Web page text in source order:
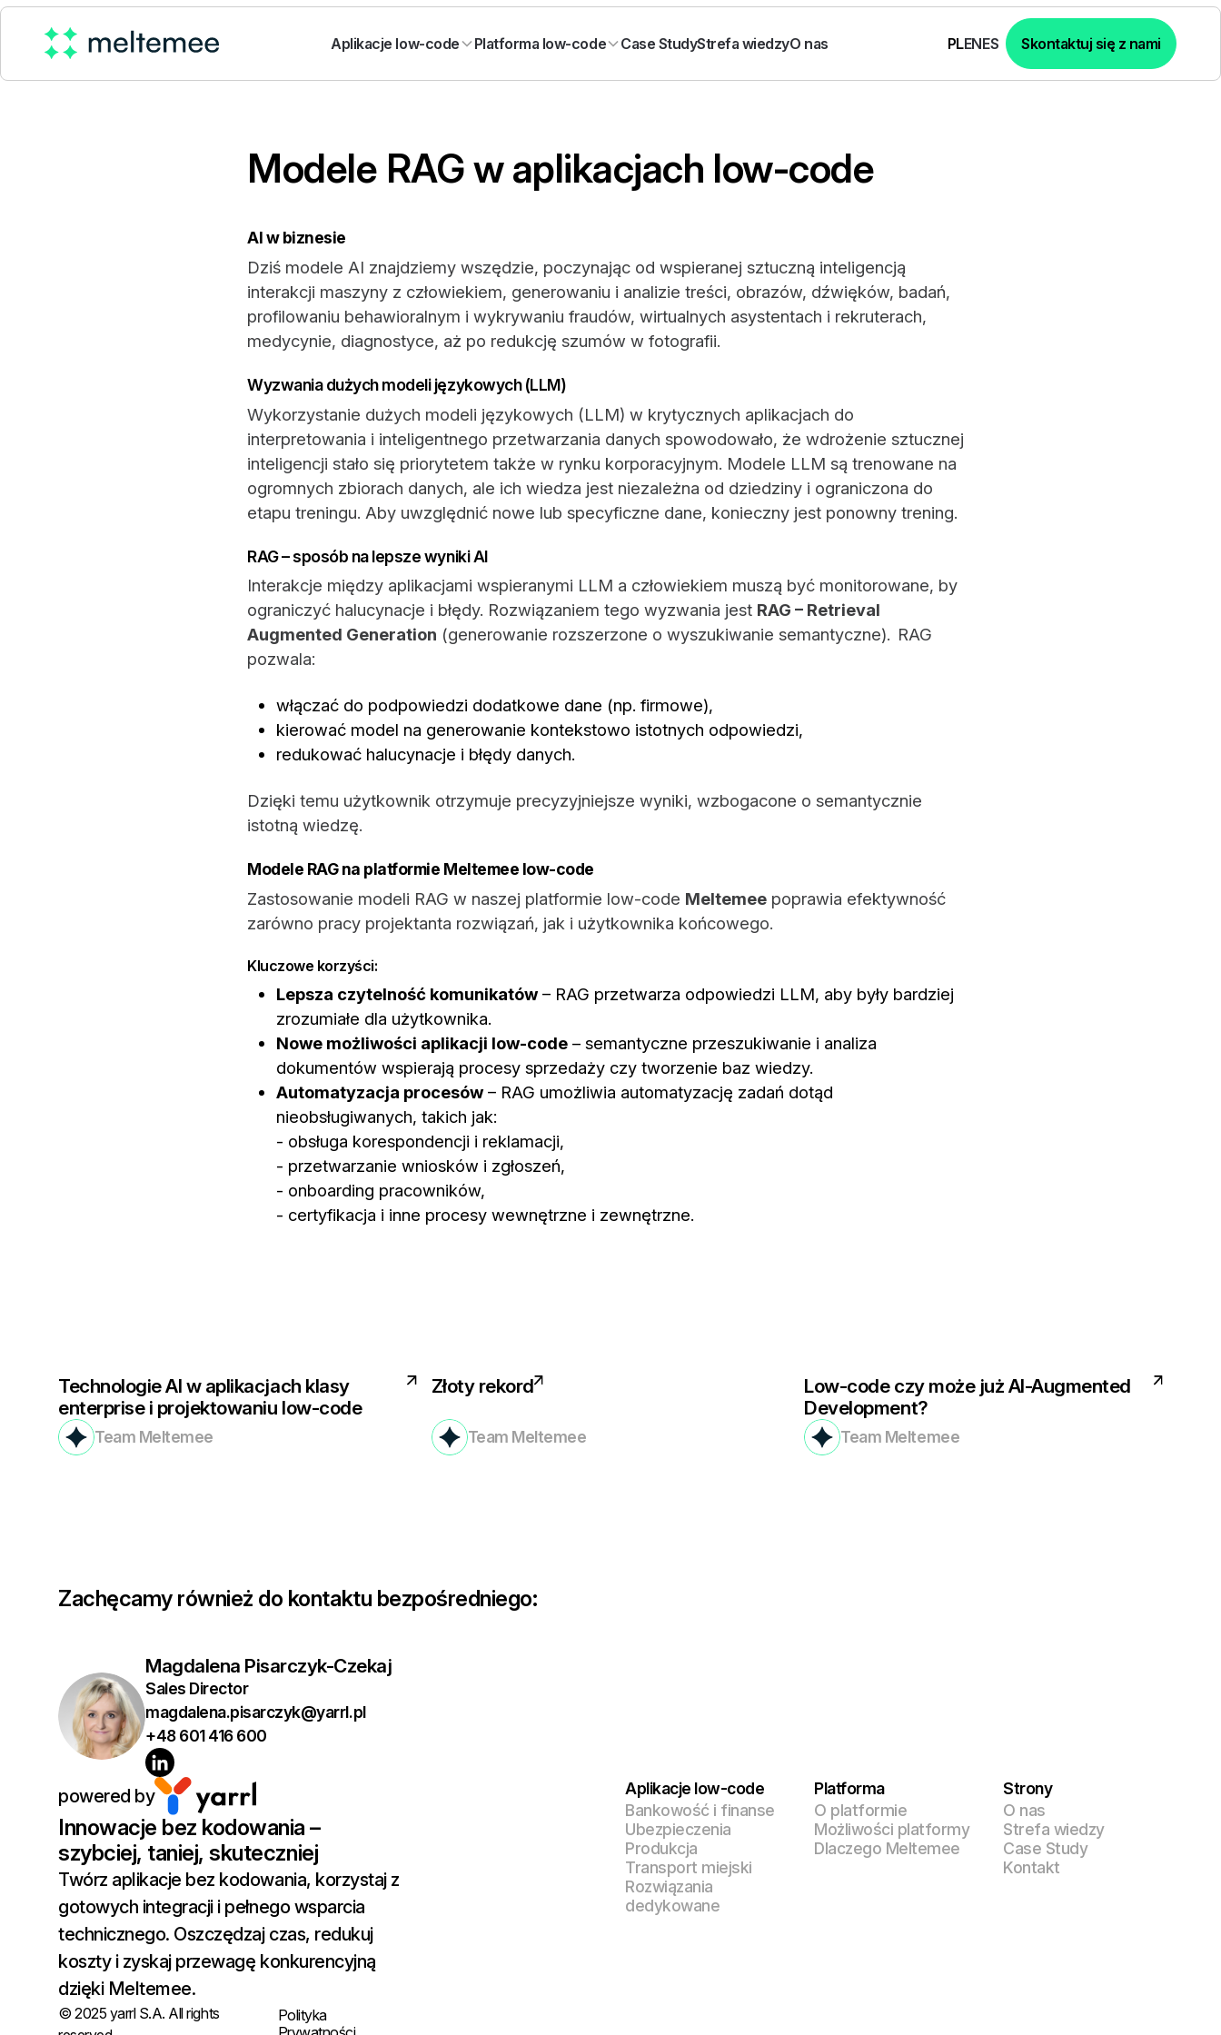
Aplikacje low-code Platforma low-code Case StudyStrefa wiedzyO nas PLENES Skontaktuj się z nami
Modele RAG w aplikacjach low-code
AI w biznesie
Dziś modele AI znajdziemy wszędzie, poczynając od wspieranej sztuczną inteligencją
interakcji maszyny z człowiekiem, generowaniu i analizie treści, obrazów, dźwięków, badań,
profilowaniu behawioralnym i wykrywaniu fraudów, wirtualnych asystentach i rekruterach,
medycynie, diagnostyce, aż po redukcję szumów w fotografii.
Wyzwania dużych modeli językowych (LLM)
Wykorzystanie dużych modeli językowych (LLM) w krytycznych aplikacjach do
interpretowania i inteligentnego przetwarzania danych spowodowało, że wdrożenie sztucznej
inteligencji stało się priorytetem także w rynku korporacyjnym. Modele LLM są trenowane na
ogromnych zbiorach danych, ale ich wiedza jest niezależna od dziedziny i ograniczona do
etapu treningu. Aby uwzględnić nowe lub specyficzne dane, konieczny jest ponowny trening.
RAG – sposób na lepsze wyniki AI
Interakcje między aplikacjami wspieranymi LLM a człowiekiem muszą być monitorowane, by
ograniczyć halucynacje i błędy. Rozwiązaniem tego wyzwania jest RAG – Retrieval
Augmented Generation (generowanie rozszerzone o wyszukiwanie semantyczne). RAG
pozwala:
włączać do podpowiedzi dodatkowe dane (np. firmowe),
kierować model na generowanie kontekstowo istotnych odpowiedzi,
redukować halucynacje i błędy danych.
Dzięki temu użytkownik otrzymuje precyzyjniejsze wyniki, wzbogacone o semantycznie
istotną wiedzę.
Modele RAG na platformie Meltemee low-code
Zastosowanie modeli RAG w naszej platformie low-code Meltemee poprawia efektywność
zarówno pracy projektanta rozwiązań, jak i użytkownika końcowego.
Kluczowe korzyści:
Lepsza czytelność komunikatów– RAG przetwarza odpowiedzi LLM, aby były bardziej
zrozumiałe dla użytkownika.
Nowe możliwości aplikacji low-code – semantyczne przeszukiwanie i analiza
dokumentów wspierają procesy sprzedaży czy tworzenie baz wiedzy.
Automatyzacja procesów– RAG umożliwia automatyzację zadań dotąd
nieobsługiwanych, takich jak:
- obsługa korespondencji i reklamacji,
- przetwarzanie wniosków i zgłoszeń,
- onboarding pracowników,
- certyfikacja i inne procesy wewnętrzne i zewnętrzne.
Technologie AI w aplikacjach klasy
enterprise​ i projektowaniu low-code
Team Meltemee
Złoty rekord
Team Meltemee
Low-code czy może już AI-Augmented
Development?
Team Meltemee
Zachęcamy również do kontaktu bezpośredniego:
Magdalena Pisarczyk-Czekaj
Sales Director
magdalena.pisarczyk@yarrl.pl
+48 601 416 600
powered by
Innowacje bez kodowania –
szybciej, taniej, skuteczniej
Twórz aplikacje bez kodowania, korzystaj z
gotowych integracji i pełnego wsparcia
technicznego. Oszczędzaj czas, redukuj
koszty i zyskaj przewagę konkurencyjną
dzięki Meltemee.
© 2025 yarrl S.A. All rights
Polityka
Aplikacje low-code
Bankowość i finanse
Ubezpieczenia
Produkcja
Transport miejski
Rozwiązania
dedykowane
Platforma
O platformie
Możliwości platformy
Dlaczego Meltemee
Strony
O nas
Strefa wiedzy
Case Study
Kontakt